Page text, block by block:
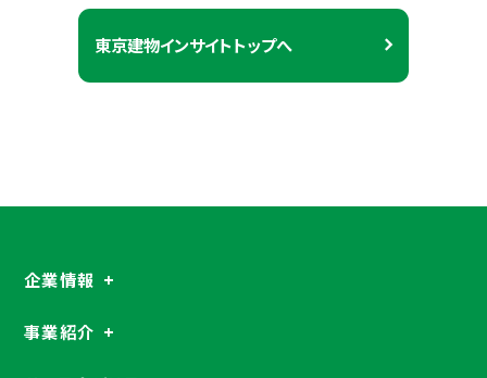
東京建物インサイトトップへ
企業情報
事業紹介